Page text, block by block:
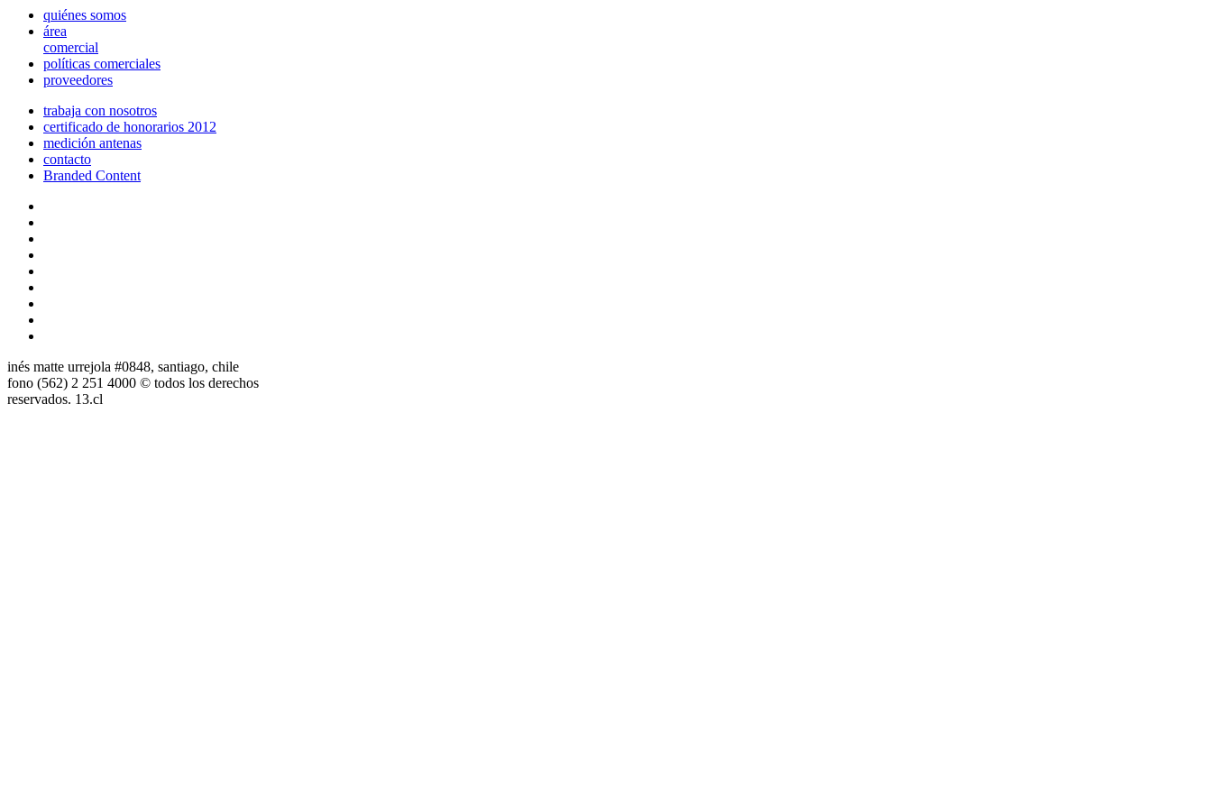
quiénes somos
área
comercial
políticas comerciales
proveedores
trabaja con nosotros
certificado de honorarios 2012
medición antenas
contacto
Branded Content
inés matte urrejola #0848, santiago, chile
fono (562) 2 251 4000 © todos los derechos
reservados. 13.cl